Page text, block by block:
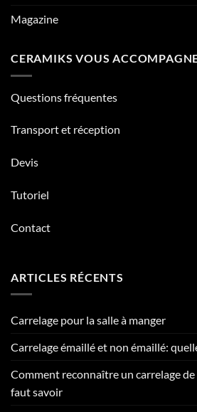
Magazine
CERAMIKS VOUS
Questions fréquentes
Transport et réception
Devis
Tutoriel
Contact
ARTICLES RÉCENTS
Carrelage pour la salle à manger
Carrelage émaillé et non émaillé:
Comment reconnaître un carrelage de
faut savoir